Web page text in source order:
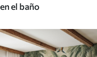
en el baño